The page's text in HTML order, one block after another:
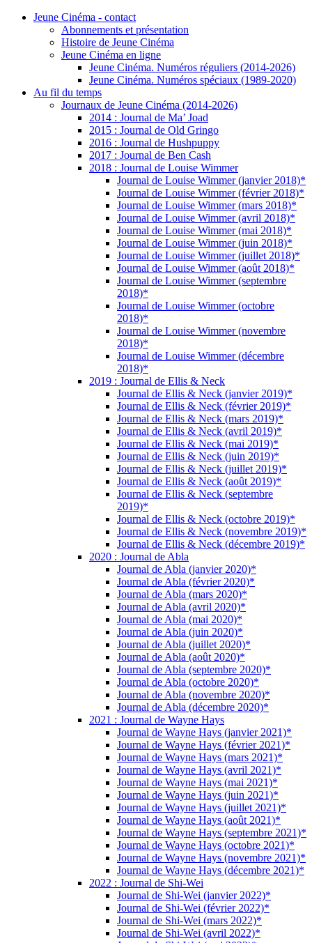
Jeune Cinéma - contact
Abonnements et présentation
Histoire de Jeune Cinéma
Jeune Cinéma en ligne
Jeune Cinéma. Numéros réguliers (2014-2026)
Jeune Cinéma. Numéros spéciaux (1989-2020)
Au fil du temps
Journaux de Jeune Cinéma (2014-2026)
2014 : Journal de Ma’ Joad
2015 : Journal de Old Gringo
2016 : Journal de Hushpuppy
2017 : Journal de Ben Cash
2018 : Journal de Louise Wimmer
Journal de Louise Wimmer (janvier 2018)*
Journal de Louise Wimmer (février 2018)*
Journal de Louise Wimmer (mars 2018)*
Journal de Louise Wimmer (avril 2018)*
Journal de Louise Wimmer (mai 2018)*
Journal de Louise Wimmer (juin 2018)*
Journal de Louise Wimmer (juillet 2018)*
Journal de Louise Wimmer (août 2018)*
Journal de Louise Wimmer (septembre
2018)*
Journal de Louise Wimmer (octobre
2018)*
Journal de Louise Wimmer (novembre
2018)*
Journal de Louise Wimmer (décembre
2018)*
2019 : Journal de Ellis & Neck
Journal de Ellis & Neck (janvier 2019)*
Journal de Ellis & Neck (février 2019)*
Journal de Ellis & Neck (mars 2019)*
Journal de Ellis & Neck (avril 2019)*
Journal de Ellis & Neck (mai 2019)*
Journal de Ellis & Neck (juin 2019)*
Journal de Ellis & Neck (juillet 2019)*
Journal de Ellis & Neck (août 2019)*
Journal de Ellis & Neck (septembre
2019)*
Journal de Ellis & Neck (octobre 2019)*
Journal de Ellis & Neck (novembre 2019)*
Journal de Ellis & Neck (décembre 2019)*
2020 : Journal de Abla
Journal de Abla (janvier 2020)*
Journal de Abla (février 2020)*
Journal de Abla (mars 2020)*
Journal de Abla (avril 2020)*
Journal de Abla (mai 2020)*
Journal de Abla (juin 2020)*
Journal de Abla (juillet 2020)*
Journal de Abla (août 2020)*
Journal de Abla (septembre 2020)*
Journal de Abla (octobre 2020)*
Journal de Abla (novembre 2020)*
Journal de Abla (décembre 2020)*
2021 : Journal de Wayne Hays
Journal de Wayne Hays (janvier 2021)*
Journal de Wayne Hays (février 2021)*
Journal de Wayne Hays (mars 2021)*
Journal de Wayne Hays (avril 2021)*
Journal de Wayne Hays (mai 2021)*
Journal de Wayne Hays (juin 2021)*
Journal de Wayne Hays (juillet 2021)*
Journal de Wayne Hays (août 2021)*
Journal de Wayne Hays (septembre 2021)*
Journal de Wayne Hays (octobre 2021)*
Journal de Wayne Hays (novembre 2021)*
Journal de Wayne Hays (décembre 2021)*
2022 : Journal de Shi-Wei
Journal de Shi-Wei (janvier 2022)*
Journal de Shi-Wei (février 2022)*
Journal de Shi-Wei (mars 2022)*
Journal de Shi-Wei (avril 2022)*